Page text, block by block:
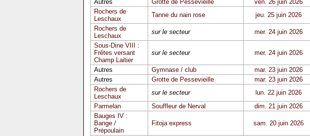
Autres
Grotte de Pessevieille ven. 26 juin 2026
Rochers de
Leschaux
Tanne du nain rose jeu. 25 juin 2026
Rochers de
Leschaux
sur le secteur mer. 24 juin 2026
Sous-Dine VIII :
Frêtes versant
Champ Laitier
sur le secteur mer. 24 juin 2026
Autres Gymnase / club mar. 23 juin 2026
Autres
Grotte de Pessevieille mar. 23 juin 2026
Rochers de
Leschaux
sur le secteur lun. 22 juin 2026
Parmelan
Souffleur de Nerval dim. 21 juin 2026
Bauges IV :
Bange /
Prépoulain
Fitoja express sam. 20 juin 2026